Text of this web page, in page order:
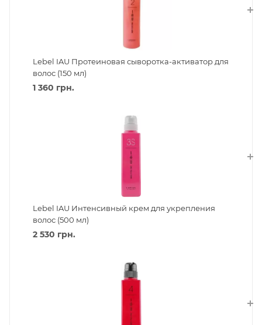
Lebel IAU Протеиновая сыворотка-активатор для
волос (150 мл)
1 360 грн.
Lebel IAU Интенсивный крем для укрепления
волос (500 мл)
2 530 грн.